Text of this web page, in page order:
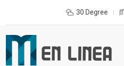
30 Degree